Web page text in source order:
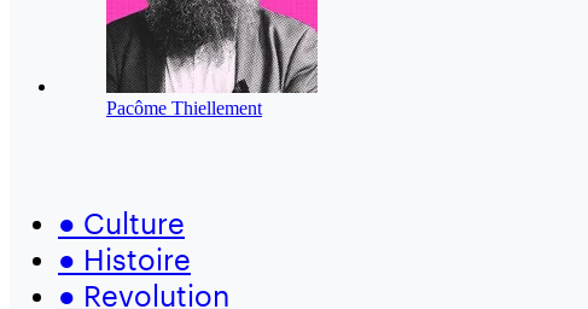
Pacôme Thiellement
● Culture
● Histoire
● Revolution